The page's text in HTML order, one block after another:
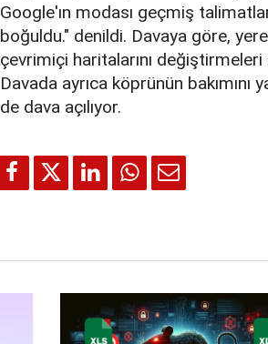
Google'ın modası geçmiş
boğuldu." denildi. Davaya göre,
çevrimiçi haritalarını
Davada ayrıca köprünün
de dava açılıyor.